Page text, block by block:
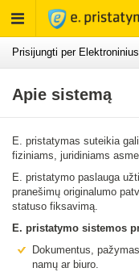
Rodyti
meniu
Prisijungti per
Apie sistemą
E. pristatymas suteikia
fiziniams, juridiniams
E. pristatymo paslauga
pranešimų originalumo
statuso fiksavimą.
E. pristatymo sistemos
Dokumentus,
namų ar biuro.